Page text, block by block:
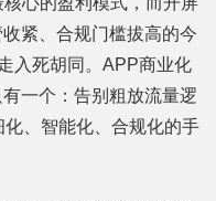
紧、合规门槛拔高的今
入死胡同。APP商业化
一个：告别粗放流量逻
、智能化、合规化的手